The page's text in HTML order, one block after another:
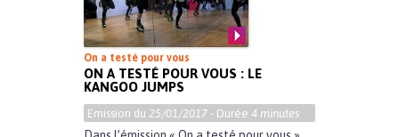
On a testé pour vous
ON A TESTÉ POUR VOUS : LE
KANGOO JUMPS
Emission du 25/01/2017 - Durée 4 minutes